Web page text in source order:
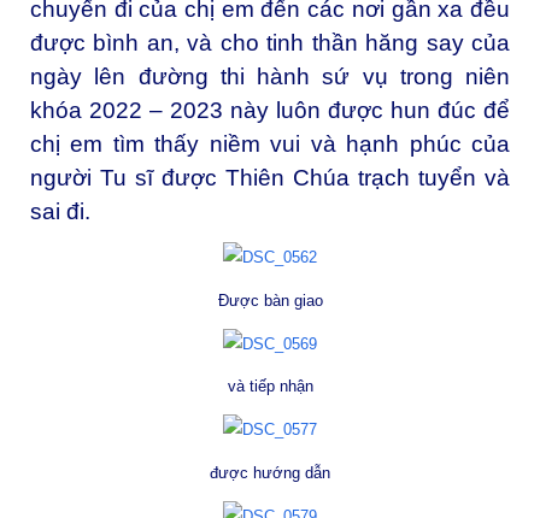
chuyến đi của chị em đến các nơi gần xa đều
được bình an, và cho tinh thần hăng say của
ngày lên đường thi hành sứ vụ trong niên
khóa 2022 – 2023 này luôn được hun đúc để
chị em tìm thấy niềm vui và hạnh phúc của
người Tu sĩ được Thiên Chúa trạch tuyển và
sai đi.
Được bàn giao
và tiếp nhận
được hướng dẫn